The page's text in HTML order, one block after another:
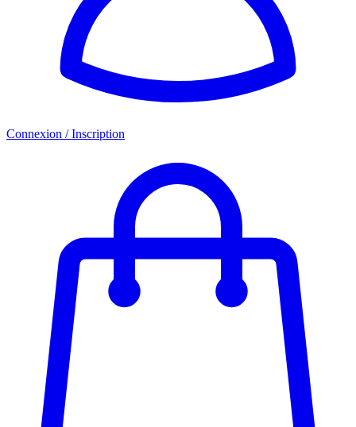
Connexion / Inscription